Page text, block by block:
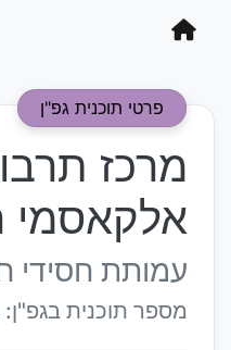
פרטי תוכנית גפ"ן
מרכז
אלקאסמי
עמותת חסידי
מספר תוכנית בגפ"ן: 4234